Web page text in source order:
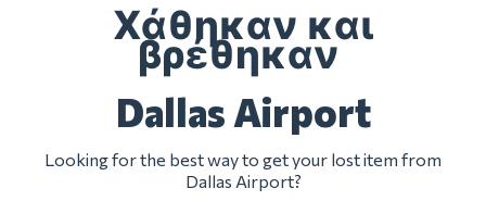
Χάθηκαν και
βρέθηκαν
Dallas Airport
Looking for the best way to get your lost item from
Dallas Airport?